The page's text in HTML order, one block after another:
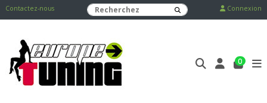
Contactez-nous Connexion
0